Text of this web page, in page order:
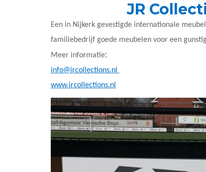
JR
Een in Nijkerk gevestigde internationale
familiebedrijf goede meubelen voor een
Meer informatie:
info@jrcollections.nl
www.jrcollections.nl